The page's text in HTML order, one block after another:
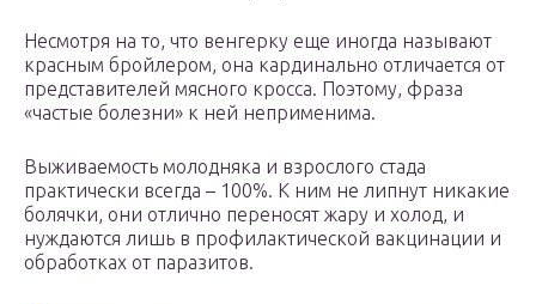
Несмотря на то, что венгерку еще иногда называют
красным бройлером, она кардинально отличается от
представителей мясного кросса. Поэтому, фраза
«частые болезни» к ней неприменима.
Выживаемость молодняка и взрослого стада
практически всегда – 100%. К ним не липнут никакие
болячки, они отлично переносят жару и холод, и
нуждаются лишь в профилактической вакцинации и
обработках от паразитов.